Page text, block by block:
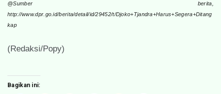
@Sumber berita,
http://www.dpr.go.id/berita/detail/id/29452/t/Djoko+Tjandra+Harus+Segera+Ditang
kap
(Redaksi/Popy)
Bagikan ini: